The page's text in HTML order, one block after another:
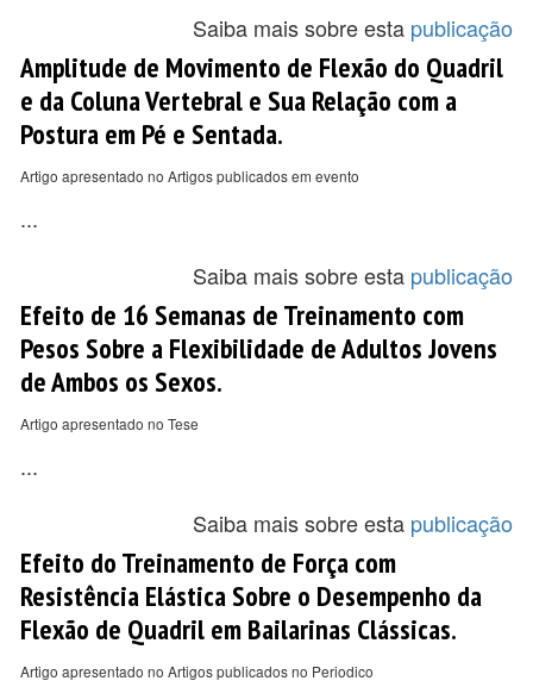
Saiba mais sobre esta publicação
Amplitude de Movimento de Flexão do Quadril
e da Coluna Vertebral e Sua Relação com a
Postura em Pé e Sentada.
Artigo apresentado no Artigos publicados em evento
...
Saiba mais sobre esta publicação
Efeito de 16 Semanas de Treinamento com
Pesos Sobre a Flexibilidade de Adultos Jovens
de Ambos os Sexos.
Artigo apresentado no Tese
...
Saiba mais sobre esta publicação
Efeito do Treinamento de Força com
Resistência Elástica Sobre o Desempenho da
Flexão de Quadril em Bailarinas Clássicas.
Artigo apresentado no Artigos publicados no Periodico